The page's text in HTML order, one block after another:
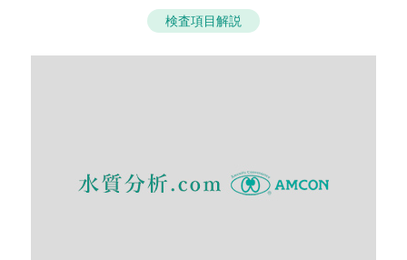
検査項目解説